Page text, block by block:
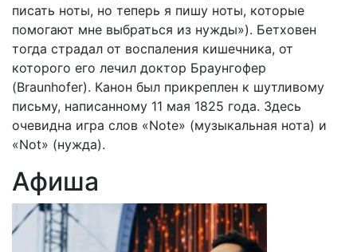
писать ноты, но теперь я пишу ноты, которые
помогают мне выбраться из нужды»). Бетховен
тогда страдал от воспаления кишечника, от
которого его лечил доктор Браунгофер
(Braunhofer). Канон был прикреплен к шутливому
письму, написанному 11 мая 1825 года. Здесь
очевидна игра слов «Note» (музыкальная нота) и
«Not» (нужда).
Афиша